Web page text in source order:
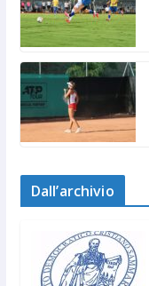
Dall’archivio